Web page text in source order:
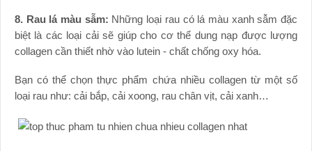
8. Rau lá màu sẫm: Những loại rau có lá màu xanh sẫm đặc
biệt là các loại cải sẽ giúp cho cơ thể dung nạp được lượng
collagen cần thiết nhờ vào lutein - chất chống oxy hóa.
Bạn có thể chọn thực phẩm chứa nhiều collagen từ một số
loại rau như: cải bắp, cải xoong, rau chân vịt, cải xanh…